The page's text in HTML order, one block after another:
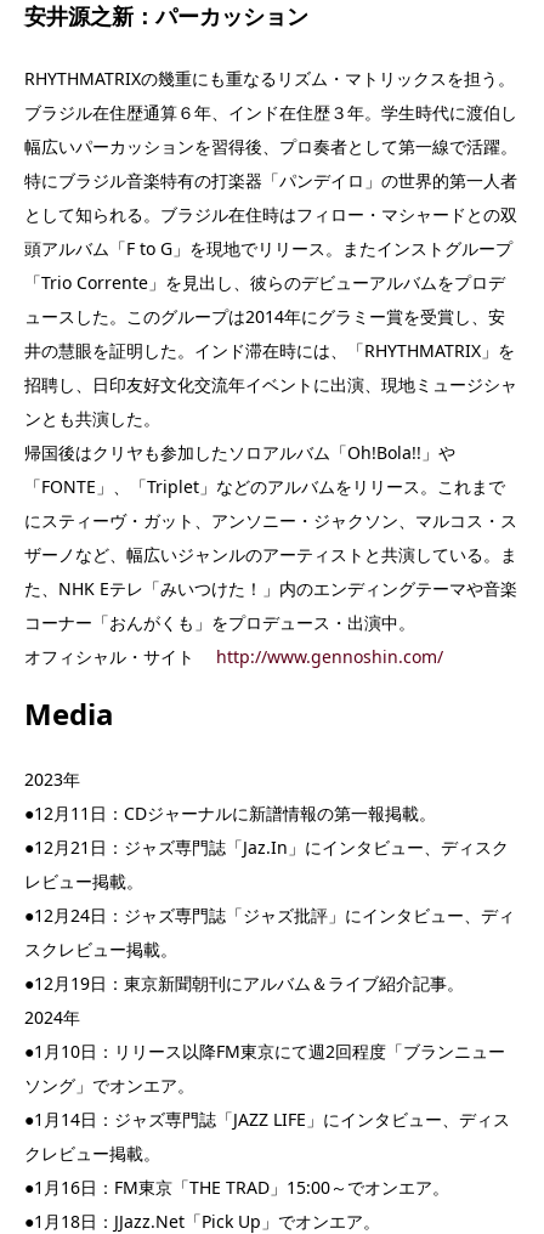
安井源之新：パーカッション
RHYTHMATRIXの幾重にも重なるリズム・マトリックスを担う。
ブラジル在住歴通算６年、インド在住歴３年。学生時代に渡伯し
幅広いパーカッションを習得後、プロ奏者として第一線で活躍。
特にブラジル音楽特有の打楽器「パンデイロ」の世界的第一人者
として知られる。ブラジル在住時はフィロー・マシャードとの双
頭アルバム「F to G」を現地でリリース。またインストグループ
「Trio Corrente」を見出し、彼らのデビューアルバムをプロデ
ュースした。このグループは2014年にグラミー賞を受賞し、安
井の慧眼を証明した。インド滞在時には、「RHYTHMATRIX」を
招聘し、日印友好文化交流年イベントに出演、現地ミュージシャ
ンとも共演した。
帰国後はクリヤも参加したソロアルバム「Oh!Bola!!」や
「FONTE」、「Triplet」などのアルバムをリリース。これまで
にスティーヴ・ガット、アンソニー・ジャクソン、マルコス・ス
ザーノなど、幅広いジャンルのアーティストと共演している。ま
た、NHK Eテレ「みいつけた！」内のエンディングテーマや音楽
コーナー「おんがくも」をプロデュース・出演中。
オフィシャル・サイト http://www.gennoshin.com/
Media
2023年
●12月11日：CDジャーナルに新譜情報の第一報掲載。
●12月21日：ジャズ専門誌「Jaz.In」にインタビュー、ディスク
レビュー掲載。
●12月24日：ジャズ専門誌「ジャズ批評」にインタビュー、ディ
スクレビュー掲載。
●12月19日：東京新聞朝刊にアルバム＆ライブ紹介記事。
2024年
●1月10日：リリース以降FM東京にて週2回程度「ブランニュー
ソング」でオンエア。
●1月14日：ジャズ専門誌「JAZZ LIFE」にインタビュー、ディス
クレビュー掲載。
●1月16日：FM東京「THE TRAD」15:00～でオンエア。
●1月18日：JJazz.Net「Pick Up」でオンエア。